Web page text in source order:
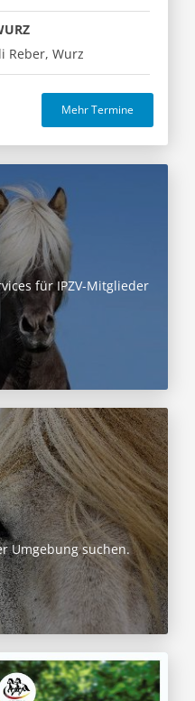
Reber, Wurz
Mehr Termine
für IPZV-Mitglieder
Umgebung suchen.